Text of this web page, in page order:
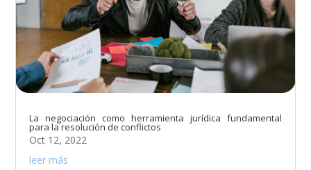
La negociación como herramienta jurídica fundamental
para la resolución de conflictos
Oct 12, 2022
leer más